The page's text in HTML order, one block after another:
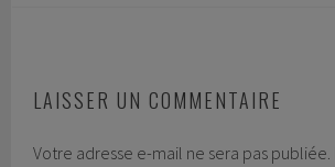
LAISSER UN COMMENTAIRE
Votre adresse e-mail ne sera pas publiée.